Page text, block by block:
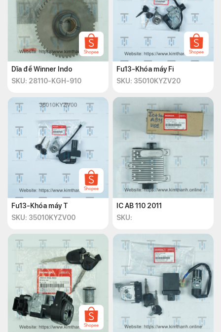
Dĩa đề Winner Indo
SKU: 28110-KGH-910
Fu13-Khóa máy Fi
SKU: 35010KYZV20
Fu13-Khóa máy T
SKU: 35010KYZV00
IC AB 110 2011
SKU: